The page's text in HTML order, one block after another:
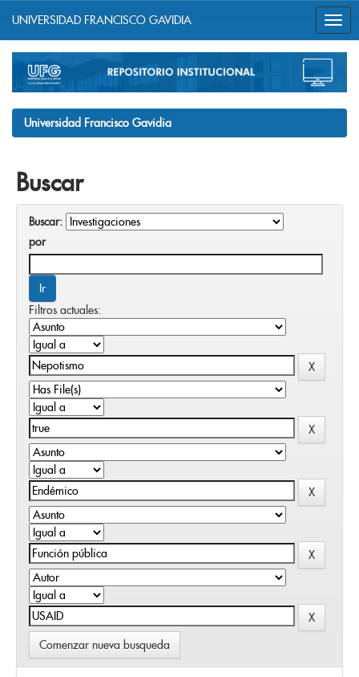
navigation
UNIVERSIDAD FRANCISCO GAVIDIA
Universidad Francisco Gavidia
Buscar
Buscar:
por
Filtros actuales:
Comenzar nueva busqueda